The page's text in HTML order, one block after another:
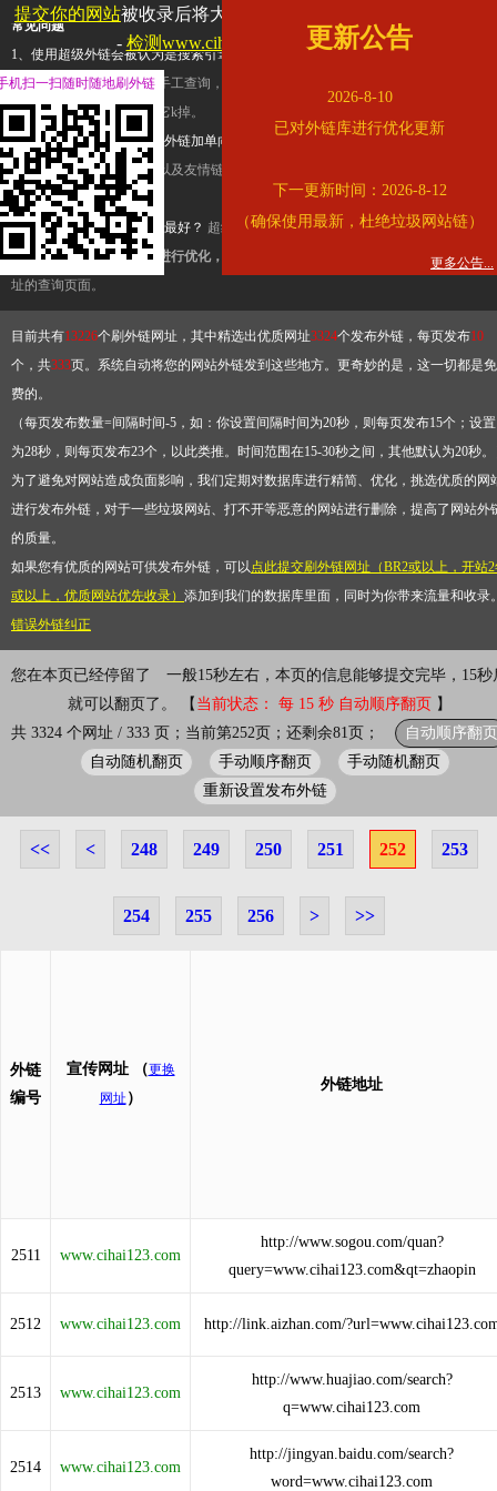
常见问题
1、使用超级外链会被认为是搜索引擎优化作弊吗？ 超级外链只是一个简便而集成
查询工具，模拟的是正常手工查询，不是作弊。如果是作弊，那您可以使用超级外
推广竞争对手的网址，让它k掉。
2、网站优化单纯依靠超级外链加单向链接可行吗？
链，需要结合普通的外链以及友情链接，您可以到站长论坛发布外链，到友情链接
台交换友情链接。
3、如何使用超级外链效果最好？ 超级外链不同于普通的外链，它是动态的链接，
有频繁使用超级外链工具进行优化，才能获得稳定的外链
，最终使搜索引擎收录带
址的查询页面。
目前共有13226个刷外链网址，其中精选出优质网址3324个发布外链，每页发布10
个，共333页。系统自动将您的网站外链发到这些地方。更奇妙的是，这一切都是免
费的。
（每页发布数量=间隔时间-5，如：你设置间隔时间为20秒，则每页发布15个；设置
为28秒，则每页发布23个，以此类推。时间范围在15-30秒之间，其他默认为20秒
为了避免对网站造成负面影响，我们定期对数据库进行精简、优化，挑选优质的网
进行发布外链，对于一些垃圾网站、打不开等恶意的网站进行删除，提高了网站外
的质量。
如果您有优质的网站可供发布外链，可以点此提交刷外链网址（BR2或以上，开站
或以上，优质网站优先收录） 添加到我们的数据库里面，同时为你带来流量和收录
错误外链纠正
您在本页已经停留了
一般15秒左右，本页的信息能够提交完毕，15秒
就可以翻页了。 【 当前状态： 每 15 秒 自动顺序翻页 】
共 3324 个网址 / 333 页；当前第252页；还剩余81页；
自动顺序翻页
自动随机翻页
手动顺序翻页
手动随机翻页
重新设置发布外链
<< < 248 249 250 251 252 253
254 255 256 > >>
外链
编号
宣传网址 （更换
网址 ）
外链地址
2511 www.cihai123.com
http://www.sogou.com/quan?
query=www.cihai123.com&qt=zhaopin
2512 www.cihai123.com http://link.aizhan.com/
2513 www.cihai123.com
http://www.huajiao.com/search?
q=www.cihai123.com
2514 www.cihai123.com
http://jingyan.baidu.com/search?
word=www.cihai123.com
提交你的网站被收录后将大幅提升流量和外链，
- 检测www.cihai123.com是否收录
更新公告
2026-8-10
已对外链库进行优化更新
下一更新时间：2026-8-12
（确保使用最新，杜绝垃圾网站链）
更多公告...
机扫一扫随时随地刷外链